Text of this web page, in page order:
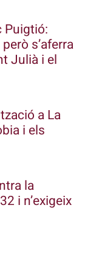
Puigtió:
s’aferra
Julià i el
a La
i els
la
i n’exigeix